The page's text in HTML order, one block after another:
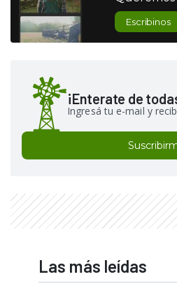
Escribinos
¡Enterate de
Ingresá tu e-mail y
Las más leídas